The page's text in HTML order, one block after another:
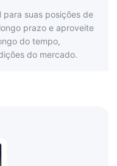
suas posições de
prazo e aproveite
do tempo,
do mercado.